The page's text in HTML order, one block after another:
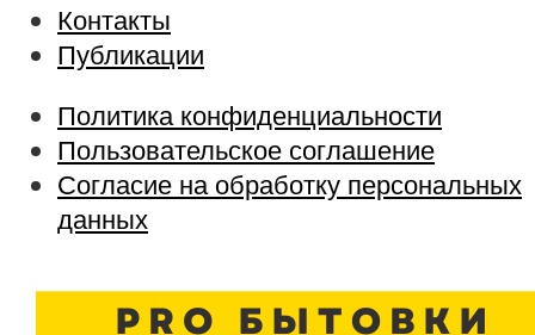
Контакты
Публикации
Политика конфиденциальности
Пользовательское соглашение
Согласие на обработку персональных
данных